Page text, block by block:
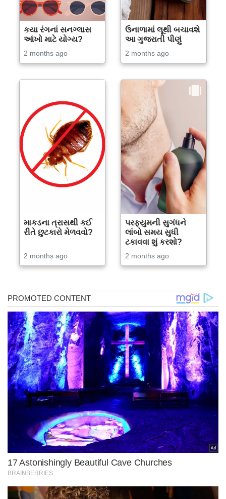
કયા રંગનાં સનગ્લાસ
આંખો માટે યોગ્ય?
2 months ago
ઉનાળામાં લૂથી બચાવશે
આ ગુજરાતી પીણું
2 months ago
માકડના ત્રાસથી કઈ
રીતે છુટકારો મેળવવો?
2 months ago
પરફ્યુમની સુગંધને
લાંબો સમય સુધી
ટકાવવા શું કરશો?
2 months ago